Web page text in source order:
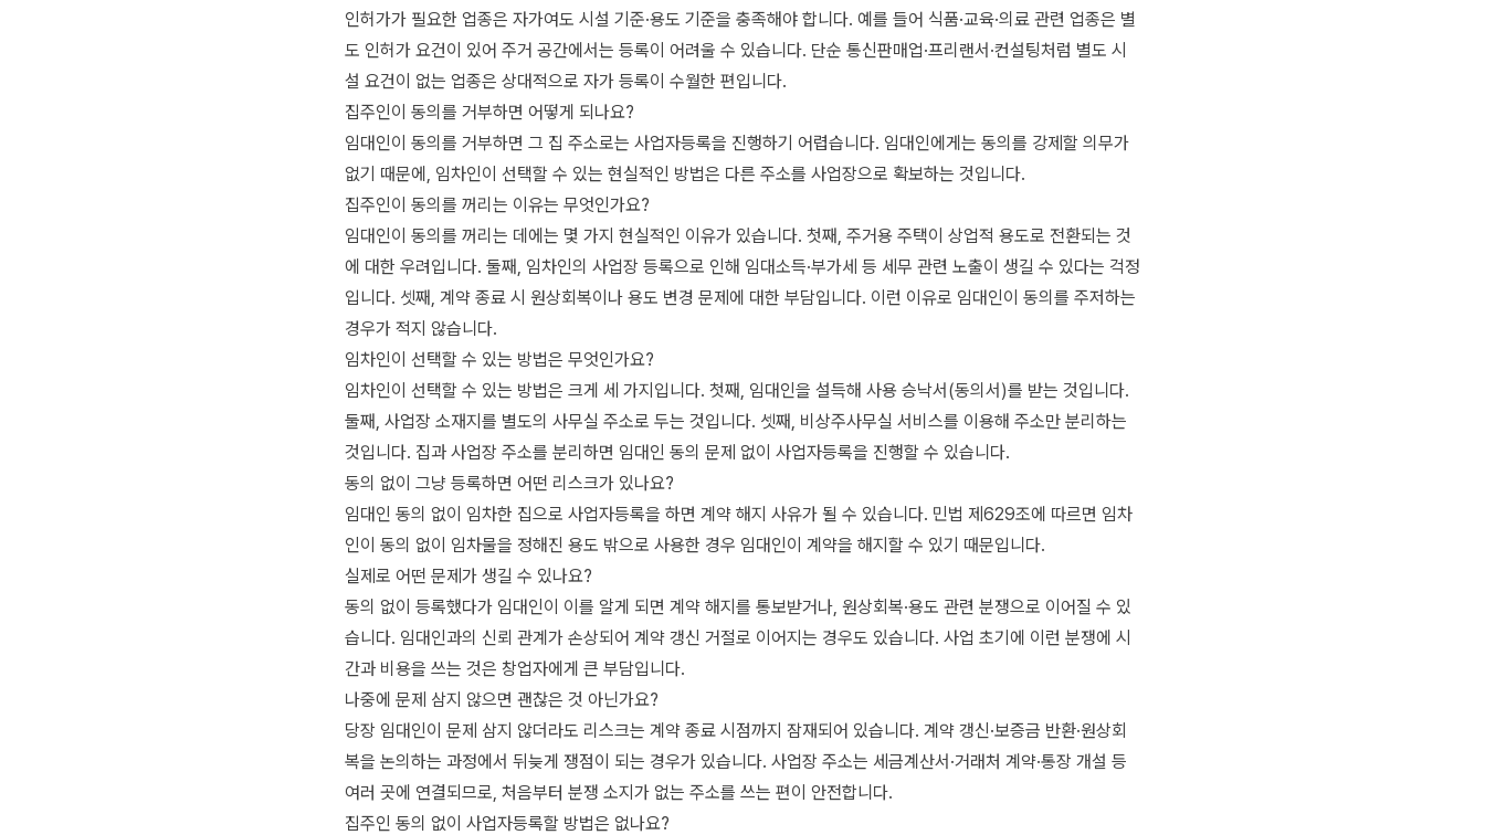
인허가가 필요한 업종은 자가여도 시설 기준·용도 기준을 충족해야 합니다. 예를 들어 식품·교육·의료 관련 업종은 별
도 인허가 요건이 있어 주거 공간에서는 등록이 어려울 수 있습니다. 단순 통신판매업·프리랜서·컨설팅처럼 별도 시
설 요건이 없는 업종은 상대적으로 자가 등록이 수월한 편입니다.
집주인이 동의를 거부하면 어떻게 되나요?
임대인이 동의를 거부하면 그 집 주소로는 사업자등록을 진행하기 어렵습니다. 임대인에게는 동의를 강제할 의무가
없기 때문에, 임차인이 선택할 수 있는 현실적인 방법은 다른 주소를 사업장으로 확보하는 것입니다.
집주인이 동의를 꺼리는 이유는 무엇인가요?
임대인이 동의를 꺼리는 데에는 몇 가지 현실적인 이유가 있습니다. 첫째, 주거용 주택이 상업적 용도로 전환되는 것
에 대한 우려입니다. 둘째, 임차인의 사업장 등록으로 인해 임대소득·부가세 등 세무 관련 노출이 생길 수 있다는 걱정
입니다. 셋째, 계약 종료 시 원상회복이나 용도 변경 문제에 대한 부담입니다. 이런 이유로 임대인이 동의를 주저하는
경우가 적지 않습니다.
임차인이 선택할 수 있는 방법은 무엇인가요?
임차인이 선택할 수 있는 방법은 크게 세 가지입니다. 첫째, 임대인을 설득해 사용 승낙서(동의서)를 받는 것입니다.
둘째, 사업장 소재지를 별도의 사무실 주소로 두는 것입니다. 셋째, 비상주사무실 서비스를 이용해 주소만 분리하는
것입니다. 집과 사업장 주소를 분리하면 임대인 동의 문제 없이 사업자등록을 진행할 수 있습니다.
동의 없이 그냥 등록하면 어떤 리스크가 있나요?
임대인 동의 없이 임차한 집으로 사업자등록을 하면 계약 해지 사유가 될 수 있습니다. 민법 제629조에 따르면 임차
인이 동의 없이 임차물을 정해진 용도 밖으로 사용한 경우 임대인이 계약을 해지할 수 있기 때문입니다.
실제로 어떤 문제가 생길 수 있나요?
동의 없이 등록했다가 임대인이 이를 알게 되면 계약 해지를 통보받거나, 원상회복·용도 관련 분쟁으로 이어질 수 있
습니다. 임대인과의 신뢰 관계가 손상되어 계약 갱신 거절로 이어지는 경우도 있습니다. 사업 초기에 이런 분쟁에 시
간과 비용을 쓰는 것은 창업자에게 큰 부담입니다.
나중에 문제 삼지 않으면 괜찮은 것 아닌가요?
당장 임대인이 문제 삼지 않더라도 리스크는 계약 종료 시점까지 잠재되어 있습니다. 계약 갱신·보증금 반환·원상회
복을 논의하는 과정에서 뒤늦게 쟁점이 되는 경우가 있습니다. 사업장 주소는 세금계산서·거래처 계약·통장 개설 등
여러 곳에 연결되므로, 처음부터 분쟁 소지가 없는 주소를 쓰는 편이 안전합니다.
집주인 동의 없이 사업자등록할 방법은 없나요?